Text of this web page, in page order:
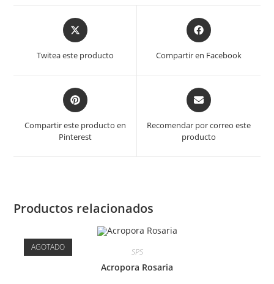
Opens
in
new
Twitea este producto
Opens
in
new
Compartir en Facebook
Opens
in
new
Compartir este producto en
Pinterest
Opens
in
new
Recomendar por correo este
producto
Productos relacionados
AGOTADO SPS
Acropora Rosaria